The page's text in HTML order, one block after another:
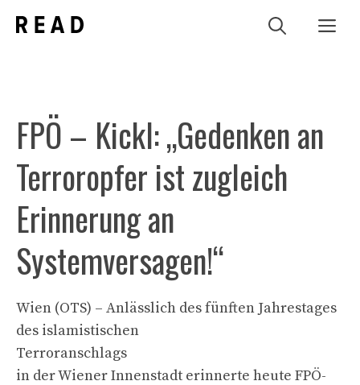
Inhalt
FPÖ – Kickl: „Gedenken an
Terroropfer ist zugleich
Erinnerung an
Systemversagen!“
Wien (OTS) – Anlässlich des fünften Jahrestages
des islamistischen
Terroranschlags
in der Wiener Innenstadt erinnerte heute FPÖ-